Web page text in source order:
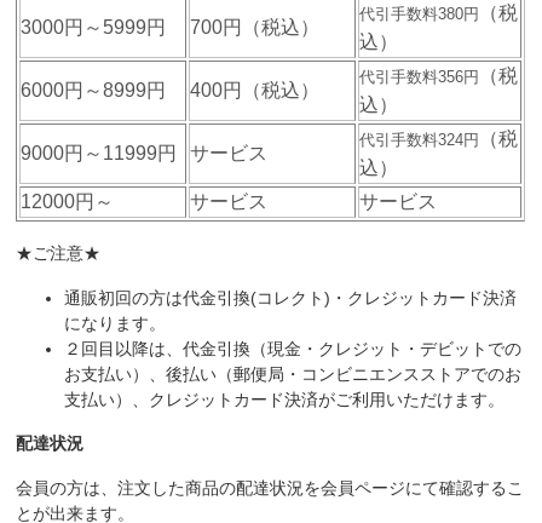
3000円～5999円 700円（税込）
代引手数料380円
（税
込）
6000円～8999円 400円（税込）
代引手数料356円
（税
込）
9000円～11999円 サービス
代引手数料324円
（税
込）
12000円～
サービス サービス
★ご注意★
通販初回の方は代金引換(コレクト)・クレジットカード決済
になります。
２回目以降は、代金引換（現金・クレジット・デビットでの
お支払い）、後払い（郵便局・コンビニエンスストアでのお
支払い）、クレジットカード決済がご利用いただけます。
配達状況
会員の方は、注文した商品の配達状況を会員ページにて確認するこ
とが出来ます。